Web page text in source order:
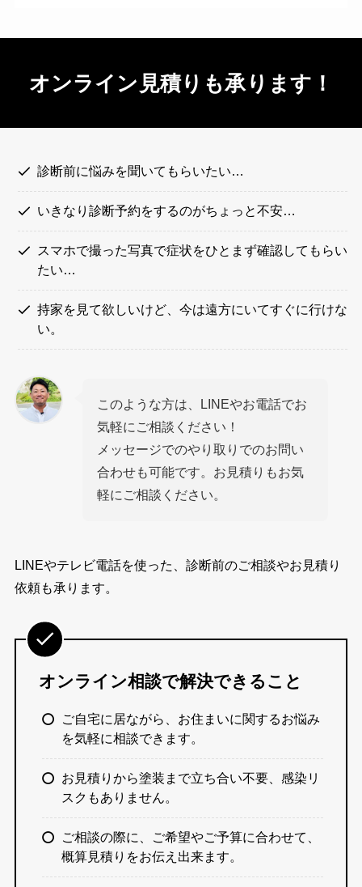
オンライン⾒積りも承ります！
診断前に悩みを聞いてもらいたい…
いきなり診断予約をするのがちょっと不安…
スマホで撮った写真で症状をひとまず確認してもらい
たい…
持家を見て欲しいけど、今は遠方にいてすぐに行けな
い。
このような方は、LINEやお電話でお
気軽にご相談ください！
メッセージでのやり取りでのお問い
合わせも可能です。お見積りもお気
軽にご相談ください。
LINEやテレビ電話を使った、診断前のご相談やお見積り
依頼も承ります。
オンライン相談で解決できること
ご自宅に居ながら、お住まいに関するお悩み
を気軽に相談できます。
お見積りから塗装まで立ち合い不要、感染リ
スクもありません。
ご相談の際に、ご希望やご予算に合わせて、
概算見積りをお伝え出来ます。